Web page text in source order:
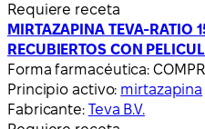
Requiere receta
MIRTAZAPINA TEVA-RATIO
RECUBIERTOS CON
Forma farmacéutica:
Principio activo: mirtazapina
Fabricante: Teva B.V.